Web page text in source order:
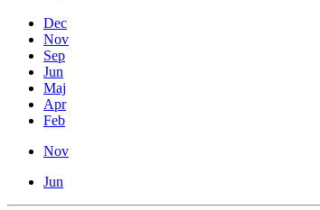
Dec
Nov
Sep
Jun
Maj
Apr
Feb
Nov
Jun